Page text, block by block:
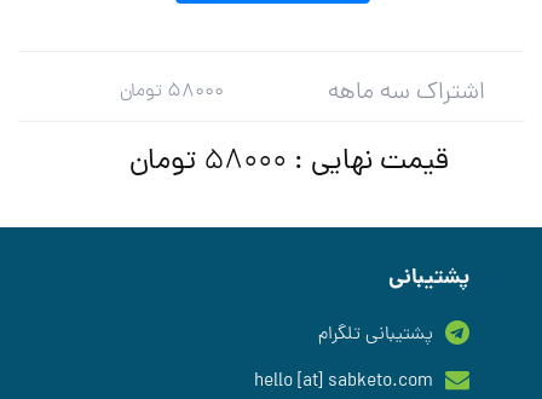
اشتراک سه ماهه 58000 تومان
قیمت نهایی : 58000 تومان
پشتیبانی
پشتیبانی تلگرام
hello [at] sabketo.com